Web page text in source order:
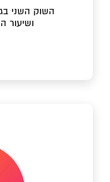
השוק השני
ושיעור